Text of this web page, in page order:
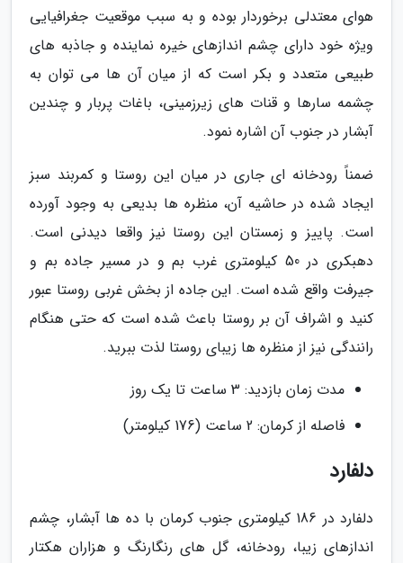
هوای معتدلی برخوردار بوده و به سبب موقعیت جغرافیایی
ویژه خود دارای چشم اندازهای خیره نماینده و جاذبه های
طبیعی متعدد و بکر است که از میان آن ها می توان به
چشمه سارها و قنات های زیرزمینی، باغات پربار و چندین
آبشار در جنوب آن اشاره نمود.
ضمناً رودخانه ای جاری در میان این روستا و کمربند سبز
ایجاد شده در حاشیه آن، منظره ها بدیعی به وجود آورده
است. پاییز و زمستان این روستا نیز واقعا دیدنی است.
دهبکری در 50 کیلومتری غرب بم و در مسیر جاده بم و
جیرفت واقع شده است. این جاده از بخش غربی روستا عبور
کنید و اشراف آن بر روستا باعث شده است که حتی هنگام
رانندگی نیز از منظره ها زیبای روستا لذت ببرید.
مدت زمان بازدید: 3 ساعت تا یک روز
فاصله از کرمان: 2 ساعت (176 کیلومتر)
دلفارد
دلفارد در 186 کیلومتری جنوب کرمان با ده ها آبشار، چشم
اندازهای زیبا، رودخانه، گل های رنگارنگ و هزاران هکتار